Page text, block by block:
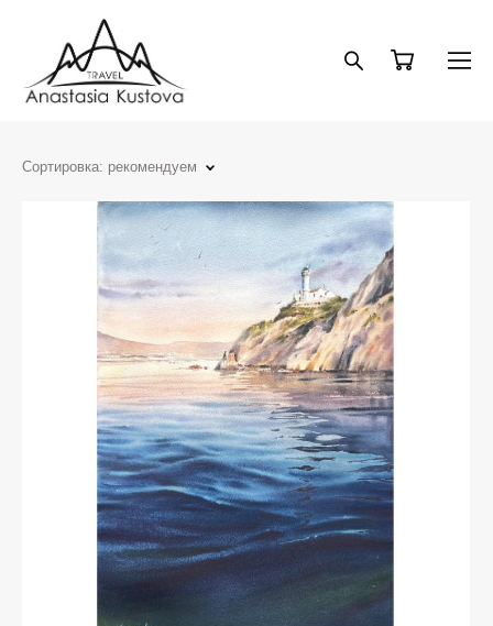
Сортировка: рекомендуем